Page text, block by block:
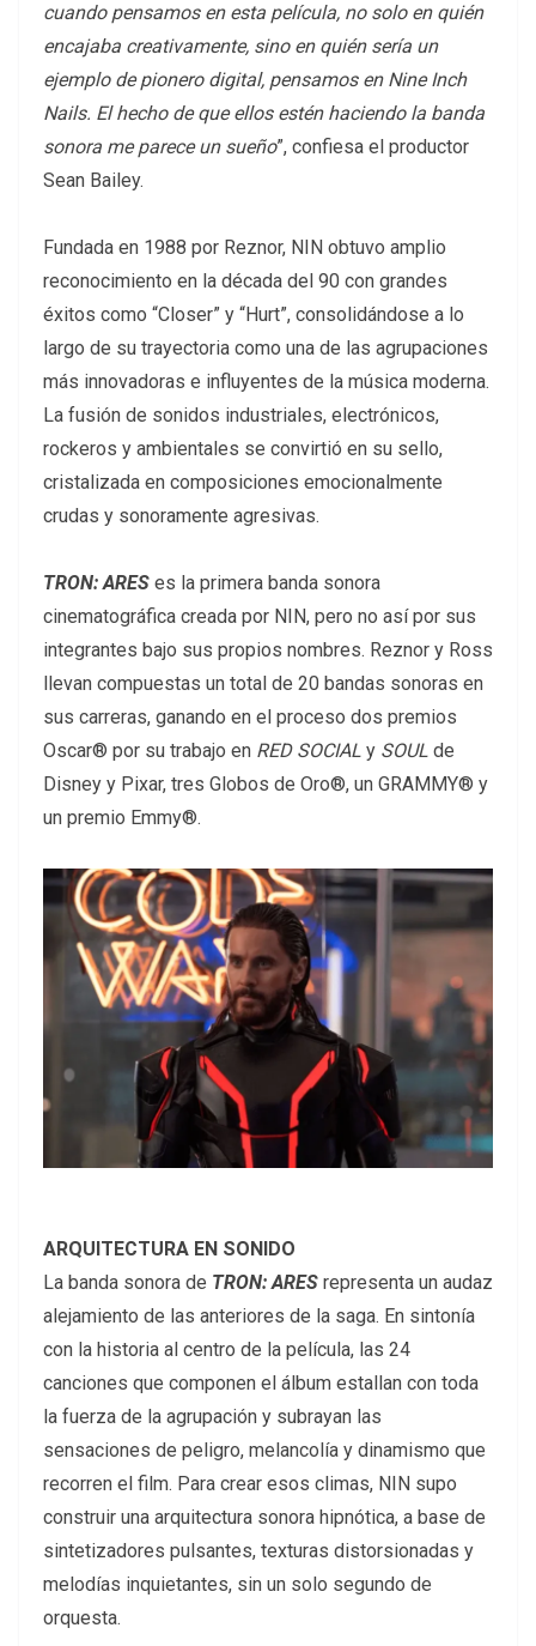
cuando pensamos en esta película, no solo en quién
encajaba creativamente, sino en quién sería un
ejemplo de pionero digital, pensamos en Nine Inch
Nails. El hecho de que ellos estén haciendo la banda
sonora me parece un sueño”, confiesa el productor
Sean Bailey.
Fundada en 1988 por Reznor, NIN obtuvo amplio
reconocimiento en la década del 90 con grandes
éxitos como “Closer” y “Hurt”, consolidándose a lo
largo de su trayectoria como una de las agrupaciones
más innovadoras e influyentes de la música moderna.
La fusión de sonidos industriales, electrónicos,
rockeros y ambientales se convirtió en su sello,
cristalizada en composiciones emocionalmente
crudas y sonoramente agresivas.
TRON: ARES es la primera banda sonora
cinematográfica creada por NIN, pero no así por sus
integrantes bajo sus propios nombres. Reznor y Ross
llevan compuestas un total de 20 bandas sonoras en
sus carreras, ganando en el proceso dos premios
Oscar® por su trabajo en RED SOCIAL y SOUL de
Disney y Pixar, tres Globos de Oro®, un GRAMMY® y
un premio Emmy®.
ARQUITECTURA EN SONIDO
La banda sonora de TRON: ARES representa un audaz
alejamiento de las anteriores de la saga. En sintonía
con la historia al centro de la película, las 24
canciones que componen el álbum estallan con toda
la fuerza de la agrupación y subrayan las
sensaciones de peligro, melancolía y dinamismo que
recorren el film. Para crear esos climas, NIN supo
construir una arquitectura sonora hipnótica, a base de
sintetizadores pulsantes, texturas distorsionadas y
melodías inquietantes, sin un solo segundo de
orquesta.